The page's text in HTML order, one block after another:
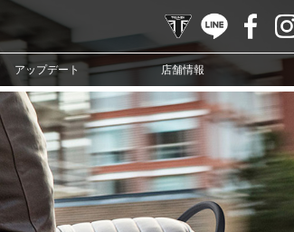
TRIUMPHLINE
アップデート 店舗情報